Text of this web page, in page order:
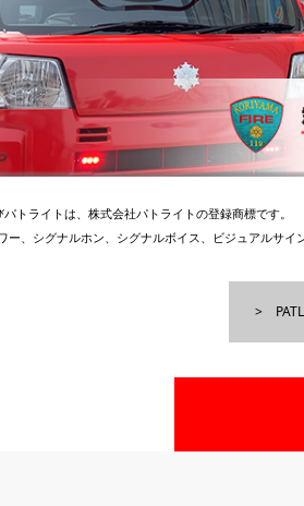
パトライトは、株式会社パトライトの登録商標です。
ー、シグナルホン、シグナルボイス、ビジュアルサ